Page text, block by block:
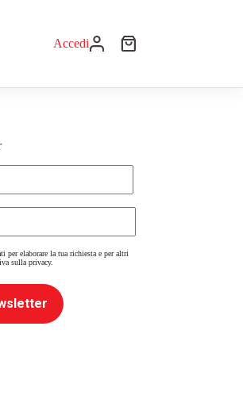
Accedi
per elaborare la tua richiesta e per altri
sulla privacy.